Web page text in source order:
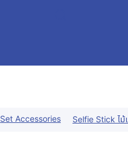
Set Accessories Selfie Stick ไม้